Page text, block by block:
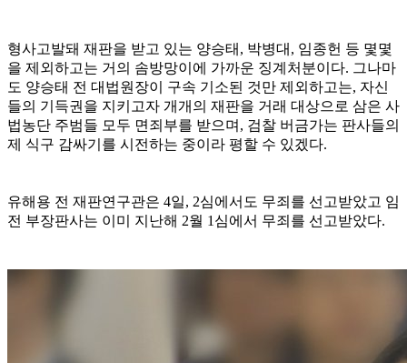
형사고발돼 재판을 받고 있는 양승태, 박병대, 임종헌 등 몇몇
을 제외하고는 거의 솜방망이에 가까운 징계처분이다. 그나마
도 양승태 전 대법원장이 구속 기소된 것만 제외하고는, 자신
들의 기득권을 지키고자 개개의 재판을 거래 대상으로 삼은 사
법농단 주범들 모두 면죄부를 받으며, 검찰 버금가는 판사들의
제 식구 감싸기를 시전하는 중이라 평할 수 있겠다.
유해용 전 재판연구관은 4일, 2심에서도 무죄를 선고받았고 임
전 부장판사는 이미 지난해 2월 1심에서 무죄를 선고받았다.